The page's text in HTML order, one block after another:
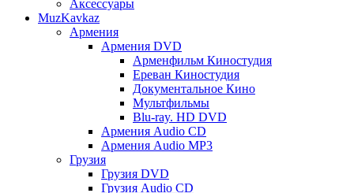
Аксессуары
MuzKavkaz
Армения
Армения DVD
Арменфильм Киностудия
Ереван Киностудия
Документальное Кино
Мультфильмы
Blu-ray. HD DVD
Армения Audio CD
Армения Audio MP3
Грузия
Грузия DVD
Грузия Audio CD